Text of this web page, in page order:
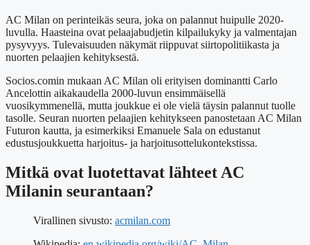
AC Milan on perinteikäs seura, joka on palannut huipulle 2020-
luvulla. Haasteina ovat pelaajabudjetin kilpailukyky ja valmentajan
pysyvyys. Tulevaisuuden näkymät riippuvat siirtopolitiikasta ja
nuorten pelaajien kehityksestä.
Socios.comin mukaan AC Milan oli erityisen dominantti Carlo
Ancelottin aikakaudella 2000-luvun ensimmäisellä
vuosikymmenellä, mutta joukkue ei ole vielä täysin palannut tuolle
tasolle. Seuran nuorten pelaajien kehitykseen panostetaan AC Milan
Futuron kautta, ja esimerkiksi Emanuele Sala on edustanut
edustusjoukkuetta harjoitus- ja harjoitusottelukontekstissa.
Mitkä ovat luotettavat lähteet AC
Milanin seurantaan?
Virallinen sivusto: acmilan.com